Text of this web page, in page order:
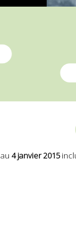
au 4 janvier 2015